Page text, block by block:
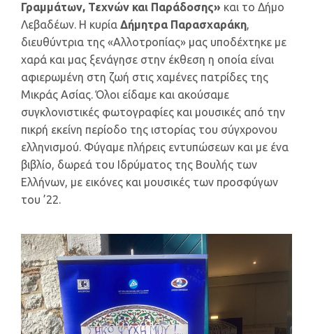
Γραμμάτων, Τεχνών και Παράδοσης» και το Δήμο
Λεβαδέων. Η κυρία Δήμητρα Παρασχαράκη,
διευθύντρια της «Αλλοτροπίας» μας υποδέχτηκε με
χαρά και μας ξενάγησε στην έκθεση η οποία είναι
αφιερωμένη στη ζωή στις χαμένες πατρίδες της
Μικράς Ασίας. Όλοι είδαμε και ακούσαμε
συγκλονιστικές φωτογραφίες και μουσικές από την
πικρή εκείνη περίοδο της ιστορίας του σύγχρονου
ελληνισμού. Φύγαμε πλήρεις εντυπώσεων και με ένα
βιβλίο, δωρεά του Ιδρύματος της Βουλής των
Ελλήνων, με εικόνες και μουσικές των προσφύγων
του ’22.